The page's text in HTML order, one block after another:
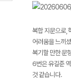
복합 지문으로,
어려움을 느끼
복기할 만한 문
6번은 유길준
것 같습니다.